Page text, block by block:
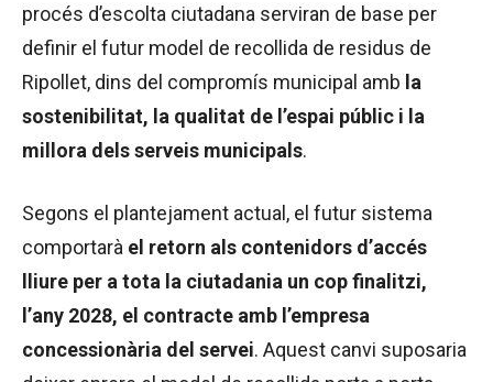
procés d’escolta ciutadana serviran de base per
definir el futur model de recollida de residus de
Ripollet, dins del compromís municipal amb la
sostenibilitat, la qualitat de l’espai públic i la
millora dels serveis municipals.
Segons el plantejament actual, el futur sistema
comportarà el retorn als contenidors d’accés
lliure per a tota la ciutadania un cop finalitzi,
l’any 2028, el contracte amb l’empresa
concessionària del servei. Aquest canvi suposaria